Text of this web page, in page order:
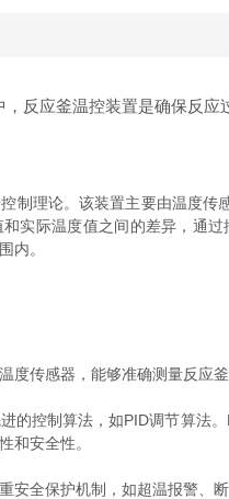
应釜温控装置是确保反应
制理论。该装置主要由温度传
实际温度值之间的差异，通
内。
传感器，能够准确测量反应釜
控制算法，如PID调节算法。
和安全性。
全保护机制，如超温报警、断